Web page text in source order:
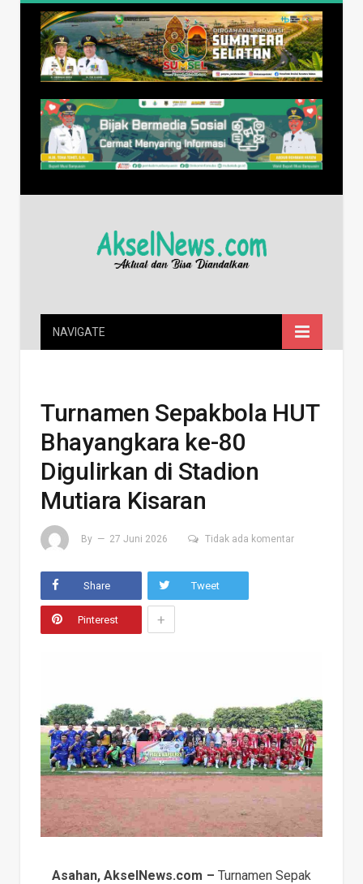
NAVIGATE
Turnamen Sepakbola HUT
Bhayangkara ke-80
Digulirkan di Stadion
Mutiara Kisaran
By 27 Juni 2026 Tidak ada komentar
Share Tweet
Pinterest +
Asahan, AkselNews.com – Turnamen Sepak